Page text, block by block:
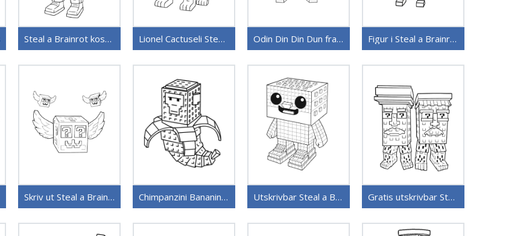
Steal a Brainrot kostnadsfritt Lionel Cactuseli Steal a Brainrot Odin Din Din Dun fra Steal a Brainrot Figur i Steal a Brainrot
Skriv ut Steal a Brainrot Chimpanzini Bananini Steal a Brainrot Utskrivbar Steal a Brainrot Gratis utskrivbar Steal a Brainrot